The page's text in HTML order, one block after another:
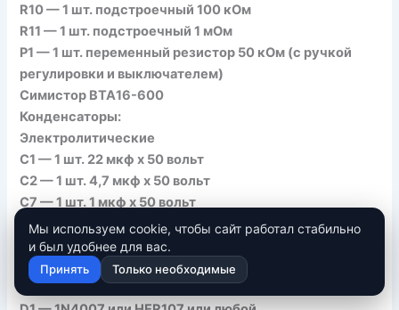
R10 — 1 шт. подстроечный 100 кОм
R11 — 1 шт. подстроечный 1 мОм
P1 — 1 шт. переменный резистор 50 кОм (с ручкой
регулировки и выключателем)
Симистор BTA16-600
Конденсаторы:
Электролитические
С1 — 1 шт. 22 мкф х 50 вольт
С2 — 1 шт. 4,7 мкф х 50 вольт
С7 — 1 шт. 1 мкф х 50 вольт
Керамические с выводами
С3 — 1 шт 0,015 мкф
С4 — 1 шт 0,15 мкф
С5 — 1 шт 0,1 мкф
Мы используем cookie, чтобы сайт работал стабильно
и был удобнее для вас.
Принять Только необходимые